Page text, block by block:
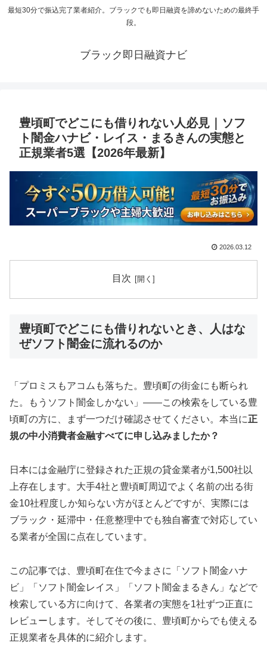
最短30分で振込完了業者紹介。ブラックでも即日融資を諦めないための最終手
段。
ブラック即日融資ナビ
豊頃町でどこにも借りれない人必見｜ソフ
ト闇金ハナビ・レイス・まるきんの実態と
正規業者5選【2026年最新】
2026.03.12
目次
豊頃町でどこにも借りれないとき、人はな
ぜソフト闇金に流れるのか
「プロミスもアコムも落ちた。豊頃町の街金にも断られ
た。もうソフト闇金しかない」——この検索をしている豊
頃町の方に、まず一つだけ確認させてください。本当に正
規の中小消費者金融すべてに申し込みましたか？
日本には金融庁に登録された正規の貸金業者が1,500社以
上存在します。大手4社と豊頃町周辺でよく名前の出る街
金10社程度しか知らない方がほとんどですが、実際には
ブラック・延滞中・任意整理中でも独自審査で対応してい
る業者が全国に点在しています。
この記事では、豊頃町在住で今まさに「ソフト闇金ハナ
ビ」「ソフト闇金レイス」「ソフト闇金まるきん」などで
検索している方に向けて、各業者の実態を1社ずつ正直に
レビューします。そしてその後に、豊頃町からでも使える
正規業者を具体的に紹介します。